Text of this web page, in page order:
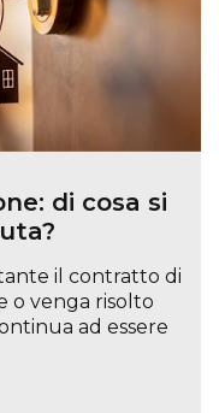
di cosa si
il contratto di
o venga risolto
ad essere